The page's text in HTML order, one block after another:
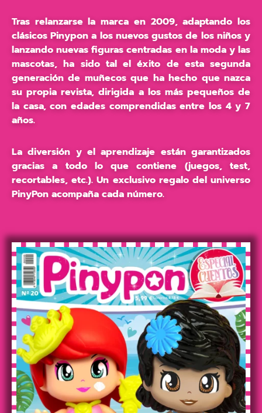
Tras relanzarse la marca en 2009, adaptando los
clásicos Pinypon a los nuevos gustos de los niños y
lanzando nuevas figuras centradas en la moda y las
mascotas, ha sido tal el éxito de esta segunda
generación de muñecos que ha hecho que nazca
su propia revista, dirigida a los más pequeños de
la casa, con edades comprendidas entre los 4 y 7
años.
La diversión y el aprendizaje están garantizados
gracias a todo lo que contiene (juegos, test,
recortables, etc.). Un exclusivo regalo del universo
PinyPon acompaña cada número.